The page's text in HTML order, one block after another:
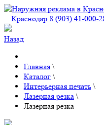
Краснодар 8 (903) 41-000-
Назад
Главная \
Каталог \
Интерьерная печать \
Лазерная резка \
Лазерная резка